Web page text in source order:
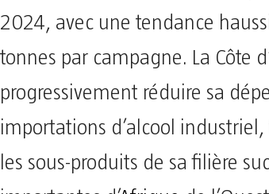
2024, avec une tendance
tonnes par campagne. La Côte
progressivement réduire sa
importations d’alcool
les sous-produits de sa filière